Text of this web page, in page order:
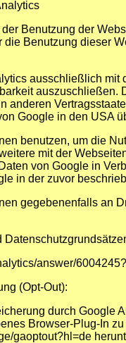
Benutzung der
die Benutzung dieser
ausschließlich mit
auszuschließen.
anderen
Google in den USA
benutzen, um die
mit der
von Google in
in der zuvor
gegebenenfalls an
answer/
(Opt-Out):
durch Google
Browser-Plug-In
gaoptout?hl=de